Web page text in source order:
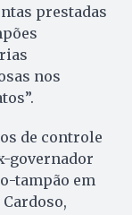
prestadas
nos
de controle
governador
tampão em
Cardoso,